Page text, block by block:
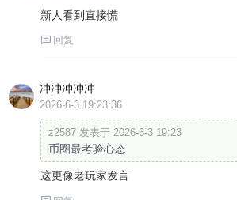
新人看到直接慌
回复
冲冲冲冲冲
2026-6-3 19:23:36
z2587 发表于 2026-6-3 19:23
币圈最考验心态
这更像老玩家发言